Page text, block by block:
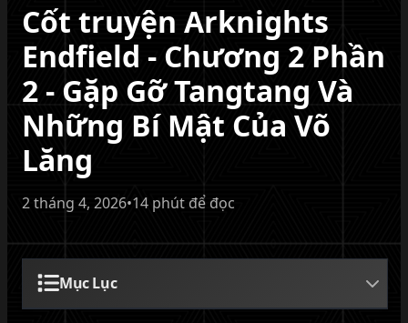
menu con
Cốt truyện Arknights
Endfield - Chương 2 Phần
2 - Gặp Gỡ Tangtang Và
Những Bí Mật Của Võ
Lăng
2 tháng 4, 2026•14 phút để đọc
Mục Lục